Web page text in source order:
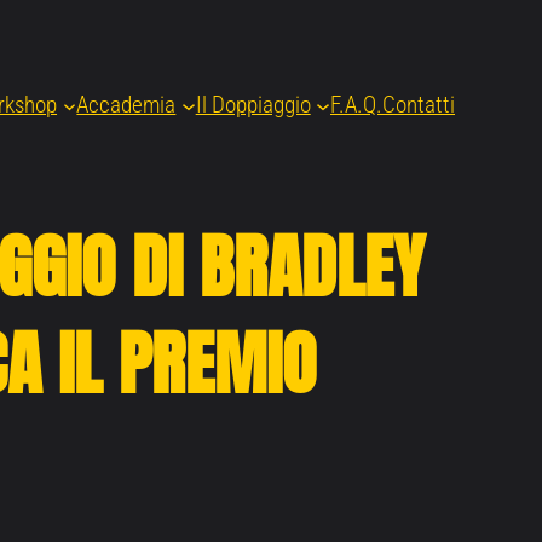
Accademia Il Doppiaggio F.A.Q.Contatti
DI BRADLEY
IL PREMIO